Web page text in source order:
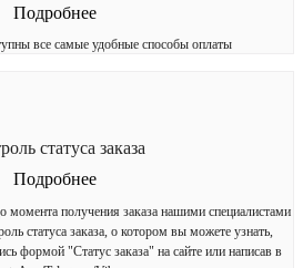
Подробнее
все самые удобные способы оплаты
статуса заказа
Подробнее
момента получения заказа нашими специалистами
статуса заказа, о котором вы можете узнать,
формой "Статус заказа" на сайте или написав в